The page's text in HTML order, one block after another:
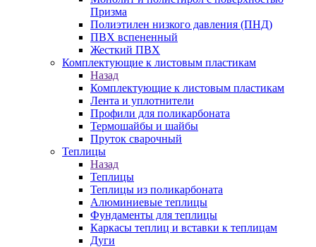
Призма
Полиэтилен низкого давления (ПНД)
ПВХ вспененный
Жесткий ПВХ
Комплектующие к листовым пластикам
Назад
Комплектующие к листовым пластикам
Лента и уплотнители
Профили для поликарбоната
Термошайбы и шайбы
Пруток сварочный
Теплицы
Назад
Теплицы
Теплицы из поликарбоната
Алюминиевые теплицы
Фундаменты для теплицы
Каркасы теплиц и вставки к теплицам
Дуги